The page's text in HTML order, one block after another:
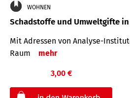
WOHNEN
Schadstoffe und Umweltgifte
Mit Adressen von Analyse-
Raum
mehr
3,00 €